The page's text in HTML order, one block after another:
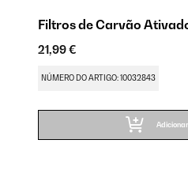
Filtros de Carvão
21,99 €
NÚMERO DO ARTIGO: 10032843